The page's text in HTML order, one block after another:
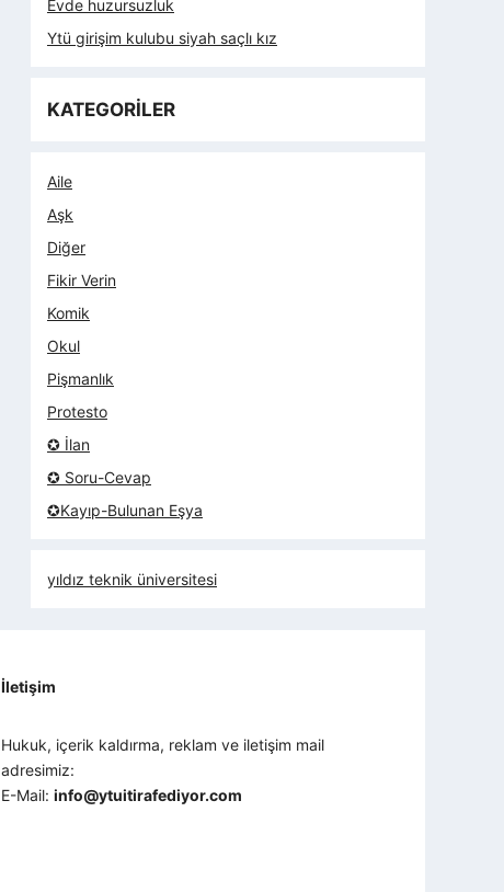
Evde huzursuzluk
Ytü girişim kulubu siyah saçlı kız
KATEGORİLER
Aile
Aşk
Diğer
Fikir Verin
Komik
Okul
Pişmanlık
Protesto
✪ İlan
✪ Soru-Cevap
✪Kayıp-Bulunan Eşya
yıldız teknik üniversitesi
İletişim
Hukuk, içerik kaldırma, reklam ve iletişim mail
adresimiz:
E-Mail:info@ytuitirafediyor.com